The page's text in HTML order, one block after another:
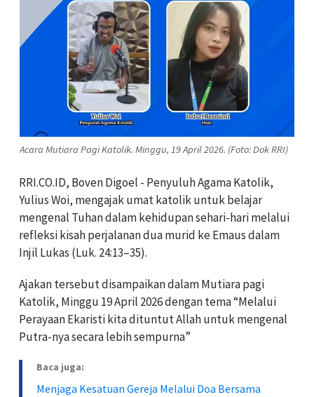
Acara Mutiara Pagi Katolik. Minggu, 19 April 2026. (Foto: Dok RRI)
RRI.CO.ID, Boven Digoel - Penyuluh Agama Katolik,
Yulius Woi, mengajak umat katolik untuk belajar
mengenal Tuhan dalam kehidupan sehari-hari melalui
refleksi kisah perjalanan dua murid ke Emaus dalam
Injil Lukas (Luk. 24:13–35).
Ajakan tersebut disampaikan dalam Mutiara pagi
Katolik, Minggu 19 April 2026 dengan tema “Melalui
Perayaan Ekaristi kita dituntut Allah untuk mengenal
Putra-nya secara lebih sempurna”
Baca juga:
Menjaga Kesatuan Gereja Melalui Doa Bersama